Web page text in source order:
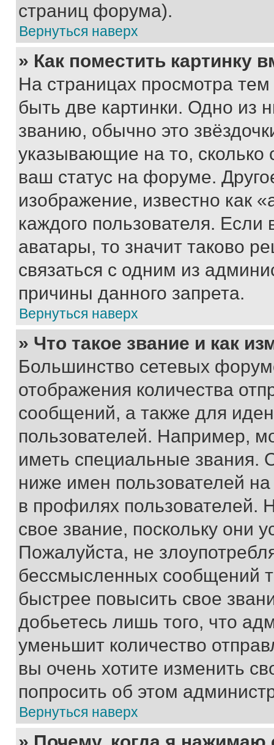
страниц форума).
Вернуться наверх
» Как поместить картинку
На страницах просмотра
быть две картинки. Одно из
званию, обычно это
указывающие на то,
ваш статус на форуме.
изображение, известно как
каждого пользователя.
аватары, то значит таково
связаться с одним из
причины данного запрета.
Вернуться наверх
» Что такое звание и как
Большинство сетевых
отображения количества
сообщений, а также для
пользователей. Например,
иметь специальные звания.
ниже имен пользователей
в профилях
свое звание, поскольку они
Пожалуйста, не
бессмысленных сообщений
быстрее повысить свое
добьетесь лишь того, что
уменьшит количество
вы очень хотите изменить
попросить об этом
Вернуться наверх